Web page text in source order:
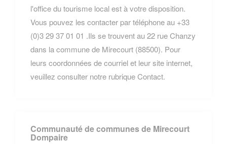
l'office du tourisme local est à votre disposition.
Vous pouvez les contacter par téléphone au +33
(0)3 29 37 01 01 .Ils se trouvent au 22 rue Chanzy
dans la commune de Mirecourt (88500). Pour
leurs coordonnées de courriel et leur site internet,
veuillez consulter notre rubrique Contact.
Communauté de communes de Mirecourt
Dompaire